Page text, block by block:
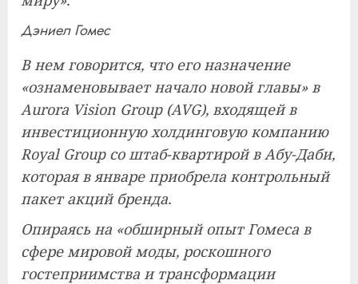
Дэниел Гомес
В нем говорится, что его назначение
«ознаменовывает начало новой главы» в
Aurora Vision Group (AVG), входящей в
инвестиционную холдинговую компанию
Royal Group со штаб-квартирой в Абу-Даби,
которая в январе приобрела контрольный
пакет акций бренда.
Опираясь на «обширный опыт Гомеса в
сфере мировой моды, роскошного
гостеприимства и трансформации